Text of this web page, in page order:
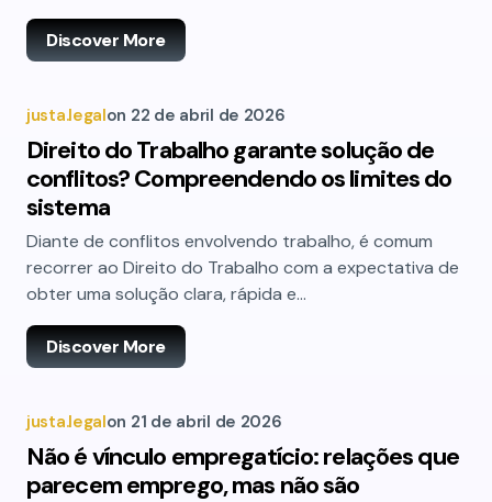
Discover More
justa.legalon 22 de abril de 2026
Direito do Trabalho garante solução de
conflitos? Compreendendo os limites do
sistema
Diante de conflitos envolvendo trabalho, é comum
recorrer ao Direito do Trabalho com a expectativa de
obter uma solução clara, rápida e…
Discover More
justa.legalon 21 de abril de 2026
Não é vínculo empregatício: relações que
parecem emprego, mas não são